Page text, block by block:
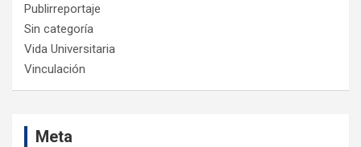
Publirreportaje
Sin categoría
Vida Universitaria
Vinculación
Meta